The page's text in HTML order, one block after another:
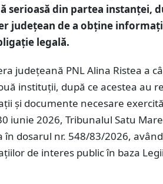
serioasă din partea instanței,
județean de a obține
legală.
județeană PNL Alina Ristea a
instituții, după ce acestea au
și documente necesare
iunie 2026, Tribunalul Satu
în dosarul nr. 548/83/2026,
de interes public în baza